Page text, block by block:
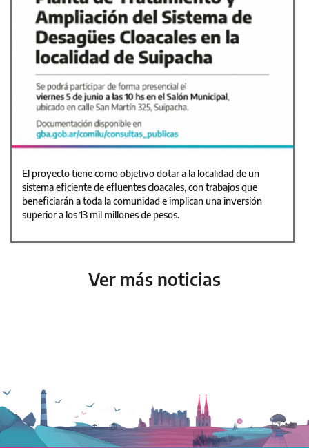
El proyecto tiene como objetivo dotar a la localidad de un
sistema eficiente de efluentes cloacales, con trabajos que
beneficiarán a toda la comunidad e implican una inversión
superior a los 13 mil millones de pesos.
Ver más noticias